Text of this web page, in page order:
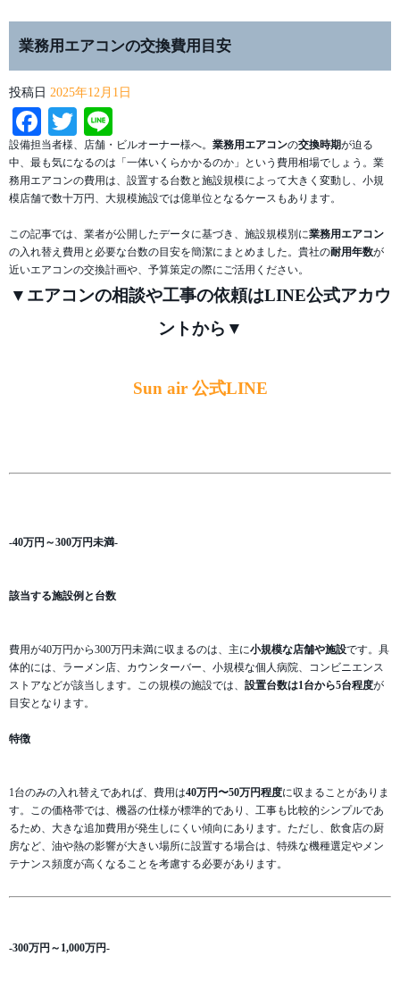
業務用エアコンの交換費用目安
投稿日 2025年12月1日
Facebook
Twitter
設備担当者様、店舗・ビルオーナー様へ。 業務用エアコンの交換時期が迫る
中、最も気になるのは「一体いくらかかるのか」という費用相場でしょう。業
務用エアコンの費用は、設置する台数と施設規模によって大きく変動し、小規
模店舗で数十万円、大規模施設では億単位となるケースもあります。
この記事では、業者が公開したデータに基づき、施設規模別に業務用エアコン
の入れ替え費用と必要な台数の目安を簡潔にまとめました。貴社の耐用年数が
近いエアコンの交換計画や、予算策定の際にご活用ください。
▼エアコンの相談や工事の依頼はLINE公式アカウ
ントから▼
Sun air 公式LINE
-40万円～300万円未満-
該当する施設例と台数
費用が40万円から300万円未満に収まるのは、主に小規模な店舗や施設です。具
体的には、ラーメン店、カウンターバー、小規模な個人病院、コンビニエンス
ストアなどが該当します。この規模の施設では、 設置台数は1台から5台程度が
目安となります。
特徴
1台のみの入れ替えであれば、費用は40万円〜50万円程度に収まることがありま
す。この価格帯では、機器の仕様が標準的であり、工事も比較的シンプルであ
るため、大きな追加費用が発生しにくい傾向にあります。ただし、飲食店の厨
房など、油や熱の影響が大きい場所に設置する場合は、特殊な機種選定やメン
テナンス頻度が高くなることを考慮する必要があります。
-300万円～1,000万円-